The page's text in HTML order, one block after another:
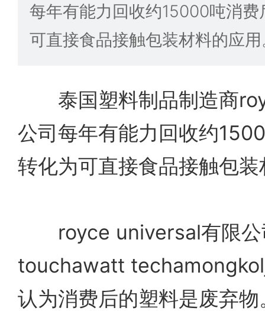
每年有能力回收约15000吨消
可直接食品接触包装材料的应
泰国塑料制品制造商
公司每年有能力回收约
转化为可直接食品接触包
royce universal有限公
touchawatt
认为消费后的塑料是废弃